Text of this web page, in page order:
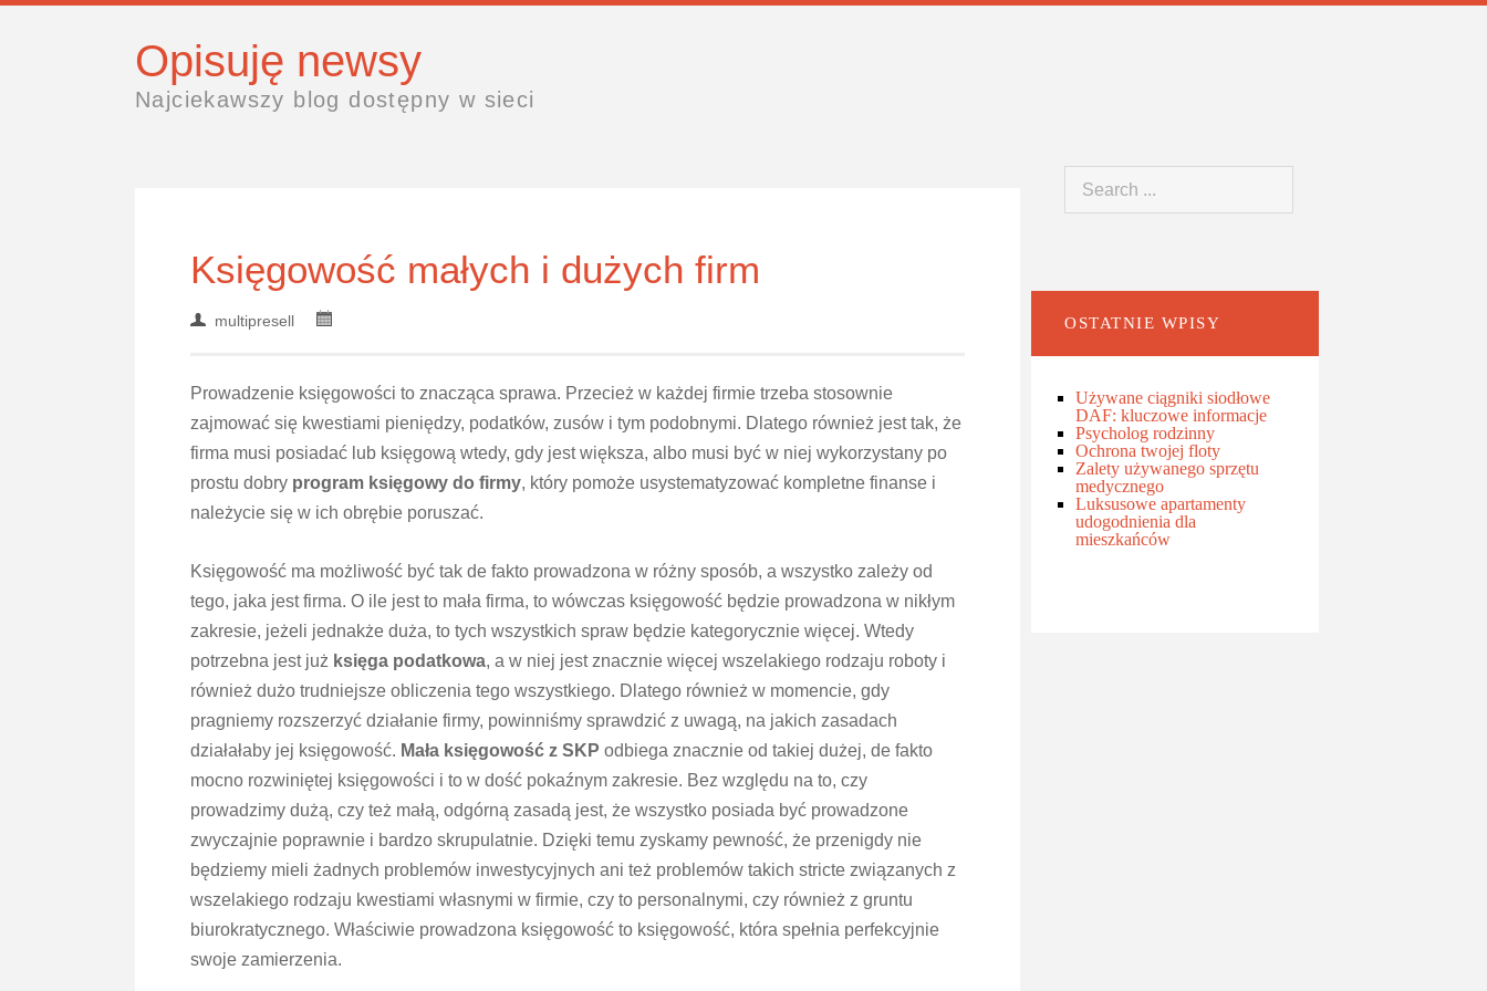
Opisuję newsy
Najciekawszy blog dostępny w sieci
Księgowość małych i dużych firm
multipresell
Prowadzenie księgowości to znacząca sprawa. Przecież w każdej firmie trzeba stosownie
zajmować się kwestiami pieniędzy, podatków, zusów i tym podobnymi. Dlatego również jest tak, że
firma musi posiadać lub księgową wtedy, gdy jest większa, albo musi być w niej wykorzystany po
prostu dobry program księgowy do firmy, który pomoże usystematyzować kompletne finanse i
należycie się w ich obrębie poruszać.
Księgowość ma możliwość być tak de fakto prowadzona w różny sposób, a wszystko zależy od
tego, jaka jest firma. O ile jest to mała firma, to wówczas księgowość będzie prowadzona w nikłym
zakresie, jeżeli jednakże duża, to tych wszystkich spraw będzie kategorycznie więcej. Wtedy
potrzebna jest już księga podatkowa, a w niej jest znacznie więcej wszelakiego rodzaju roboty i
również dużo trudniejsze obliczenia tego wszystkiego. Dlatego również w momencie, gdy
pragniemy rozszerzyć działanie firmy, powinniśmy sprawdzić z uwagą, na jakich zasadach
działałaby jej księgowość. Mała księgowość z SKP odbiega znacznie od takiej dużej, de fakto
mocno rozwiniętej księgowości i to w dość pokaźnym zakresie. Bez względu na to, czy
prowadzimy dużą, czy też małą, odgórną zasadą jest, że wszystko posiada być prowadzone
zwyczajnie poprawnie i bardzo skrupulatnie. Dzięki temu zyskamy pewność, że przenigdy nie
będziemy mieli żadnych problemów inwestycyjnych ani też problemów takich stricte związanych z
wszelakiego rodzaju kwestiami własnymi w firmie, czy to personalnymi, czy również z gruntu
biurokratycznego. Właściwie prowadzona księgowość to księgowość, która spełnia perfekcyjnie
swoje zamierzenia.
OSTATNIE WPISY
Używane ciągniki siodłowe
DAF: kluczowe informacje
Psycholog rodzinny
Ochrona twojej floty
Zalety używanego sprzętu
medycznego
Luksusowe apartamenty
udogodnienia dla
mieszkańców